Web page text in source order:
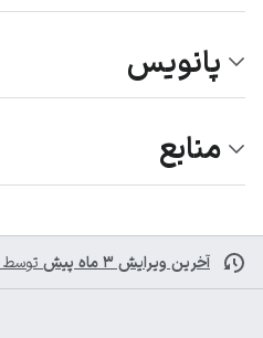
پانویس
منابع
آخرین ویرایش ۳ ماه پیش توسط